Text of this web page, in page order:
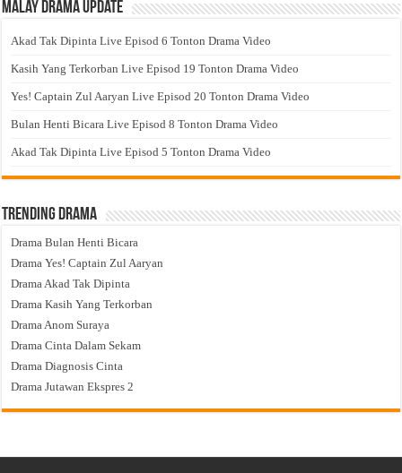
Malay Drama Update
Akad Tak Dipinta Live Episod 6 Tonton Drama Video
Kasih Yang Terkorban Live Episod 19 Tonton Drama Video
Yes! Captain Zul Aaryan Live Episod 20 Tonton Drama Video
Bulan Henti Bicara Live Episod 8 Tonton Drama Video
Akad Tak Dipinta Live Episod 5 Tonton Drama Video
Trending Drama
Drama Bulan Henti Bicara
Drama Yes! Captain Zul Aaryan
Drama Akad Tak Dipinta
Drama Kasih Yang Terkorban
Drama Anom Suraya
Drama Cinta Dalam Sekam
Drama Diagnosis Cinta
Drama Jutawan Ekspres 2